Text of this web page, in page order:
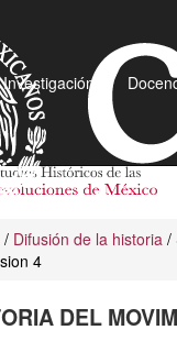
Investigación
/ Difusión de la historia /
4
DEL